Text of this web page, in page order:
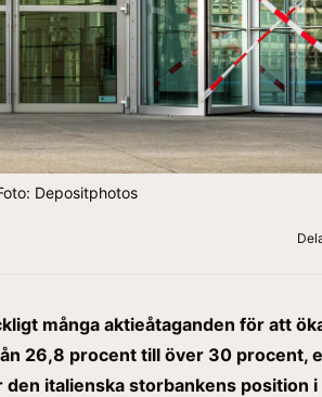
Depositphotos
många aktieåtaganden för att
26,8 procent till över 30 procent,
italienska storbankens position